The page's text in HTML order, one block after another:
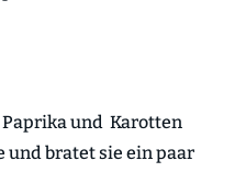
und Karotten
und bratet sie ein paar